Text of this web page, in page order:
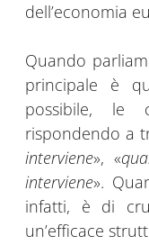
dell’economia
Quando
principale è
possibile, le
rispondendo a
interviene», «
interviene».
infatti, è di
un’efficace